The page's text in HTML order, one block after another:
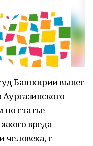
Башкирии вынес
статье
вреда
человека, с